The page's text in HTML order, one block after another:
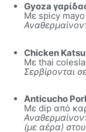
Gyoza
Mε spicy mayo
Chicken
Mε thai
Σερβίρονται
Anticucho
Mε dip από
(με αέρα)